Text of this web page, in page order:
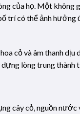
của họ. Một
trí có thể ảnh hưởng
cỏ và âm thanh dịu
lòng trung thành
cây cỏ, nguồn nước